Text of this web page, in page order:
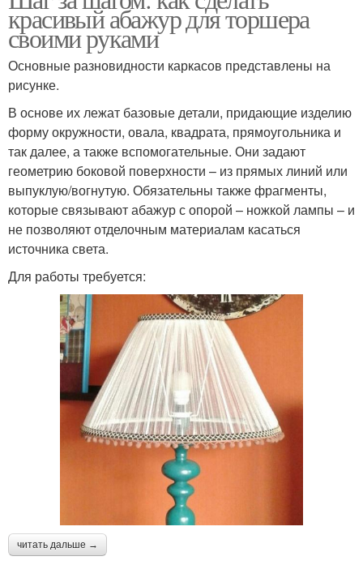
красивый абажур для торшера
своими руками
Основные разновидности каркасов представлены на
рисунке.
В основе их лежат базовые детали, придающие изделию
форму окружности, овала, квадрата, прямоугольника и
так далее, а также вспомогательные. Они задают
геометрию боковой поверхности – из прямых линий или
выпуклую/вогнутую. Обязательны также фрагменты,
которые связывают абажур с опорой – ножкой лампы – и
не позволяют отделочным материалам касаться
источника света.
Для работы требуется:
читать дальше →